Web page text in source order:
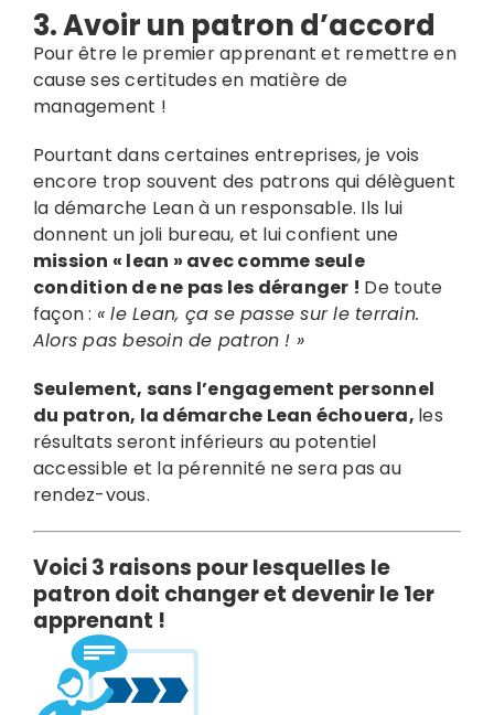
3. Avoir un patron d’accord
Pour être le premier apprenant et remettre en
cause ses certitudes en matière de
management !
Pourtant dans certaines entreprises, je vois
encore trop souvent des patrons qui délèguent
la démarche Lean à un responsable. Ils lui
donnent un joli bureau, et lui confient une
mission « lean » avec comme seule
condition de ne pas les déranger ! De toute
façon : « le Lean, ça se passe sur le terrain.
Alors pas besoin de patron ! »
Seulement, sans l’engagement personnel
du patron, la démarche Lean échouera, les
résultats seront inférieurs au potentiel
accessible et la pérennité ne sera pas au
rendez-vous.
Voici 3 raisons pour lesquelles le
patron doit changer et devenir le 1er
apprenant !